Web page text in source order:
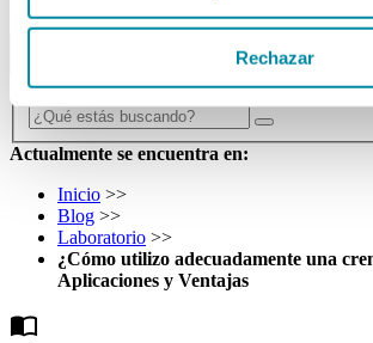
Rechazar
outlet
search homelock
Búsqueda en el sitio
Actualmente se encuentra en:
Inicio >>
Blog >>
Laboratorio >>
¿Cómo utilizo adecuadamente una
Aplicaciones y Ventajas
import_contacts